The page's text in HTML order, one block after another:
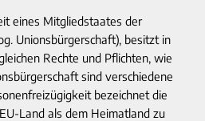
eines Mitgliedstaates der
Unionsbürgerschaft), besitzt in
Rechte und Pflichten, wie
sind verschiedene
bezeichnet die
Land als dem Heimatland zu